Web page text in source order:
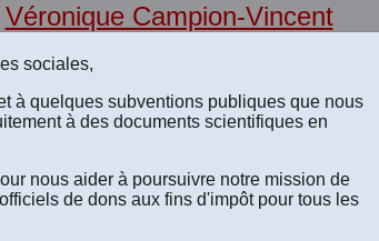
Véronique Campion-Vincent
exemplaires.” (1976)
texte disponible à l'écran .
sociales,
à quelques subventions publiques que nous
à des documents scientifiques en
nous aider à poursuivre notre mission de
de dons aux fins d'impôt pour tous les